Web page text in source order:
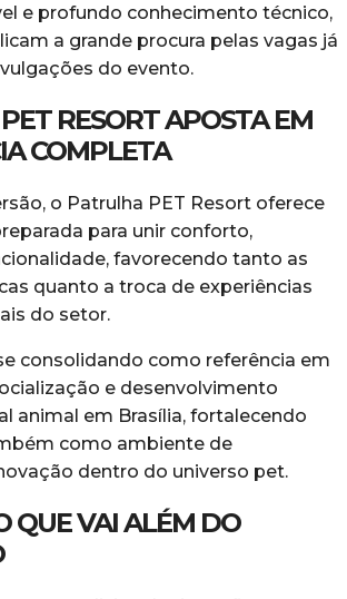
e profundo conhecimento técnico,
a grande procura pelas vagas já
do evento.
RESORT APOSTA EM
COMPLETA
o Patrulha PET Resort oferece
para unir conforto,
favorecendo tanto as
quanto a troca de experiências
do setor.
consolidando como referência em
e desenvolvimento
animal em Brasília, fortalecendo
como ambiente de
dentro do universo pet.
QUE VAI ALÉM DO